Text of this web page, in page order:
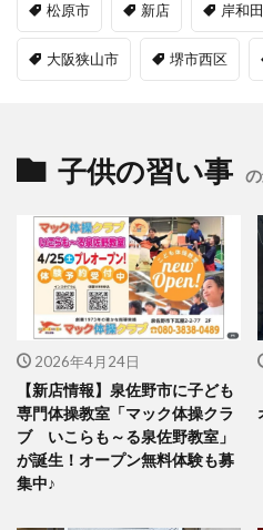
松原市 新店 岸和
大阪狭山市 堺市西区
子供の習い事
2026年4月24日
【新店情報】泉佐野市に子ども
専門体操教室「マック体操クラ
ブ いこらも～る泉佐野教室」
が誕生！オープン無料体験も募
集中♪